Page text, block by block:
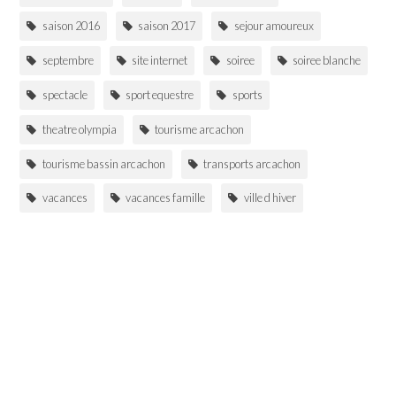
saison 2016 saison 2017 sejour amoureux
septembre site internet soiree soiree blanche
spectacle sport equestre sports
theatre olympia tourisme arcachon
tourisme bassin arcachon transports arcachon
vacances vacances famille ville d hiver